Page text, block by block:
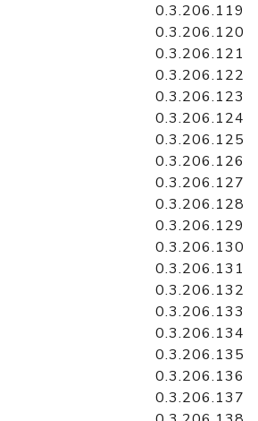
0.3.206.119
0.3.206.120
0.3.206.121
0.3.206.122
0.3.206.123
0.3.206.124
0.3.206.125
0.3.206.126
0.3.206.127
0.3.206.128
0.3.206.129
0.3.206.130
0.3.206.131
0.3.206.132
0.3.206.133
0.3.206.134
0.3.206.135
0.3.206.136
0.3.206.137